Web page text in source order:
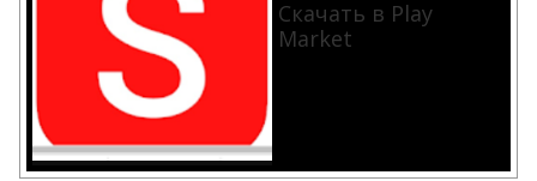
Скачать в Play
Market